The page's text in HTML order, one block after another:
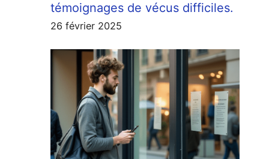
témoignages de vécus difficiles.
26 février 2025